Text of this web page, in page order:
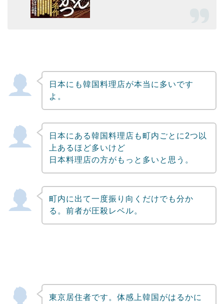
日本にも韓国料理店が本当に多いです
よ。
日本にある韓国料理店も町内ごとに2つ以
上あるほど多いけど
日本料理店の方がもっと多いと思う。
町内に出て一度振り向くだけでも分か
る。前者が圧殺レベル。
東京居住者です。体感上韓国がはるかに